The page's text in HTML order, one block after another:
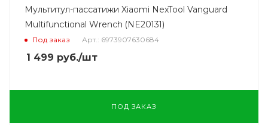
Мультитул-пассатижи Xiaomi NexTool Vanguard
Multifunctional Wrench (NE20131)
Под заказ Арт.: 6973907630684
1 499 руб./шт
ПОД ЗАКАЗ